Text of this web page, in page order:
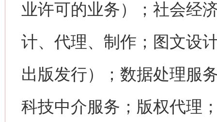
业许可的业务）；社会经
计、代理、制作；图文设
出版发行）；数据处理服
科技中介服务；版权代理